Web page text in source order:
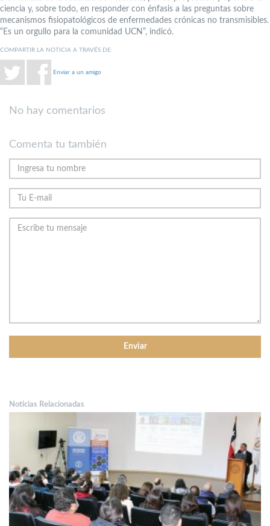
ciencia y, sobre todo, en responder con énfasis a las preguntas sobre
mecanismos fisiopatológicos de enfermedades crónicas no transmisibles.
“Es un orgullo para la comunidad UCN”, indicó.
COMPARTIR LA NOTICIA A TRAVÉS DE:
Enviar a un amigo
No hay comentarios
Comenta tu también
Noticias Relacionadas